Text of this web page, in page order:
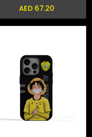
AED 67.20